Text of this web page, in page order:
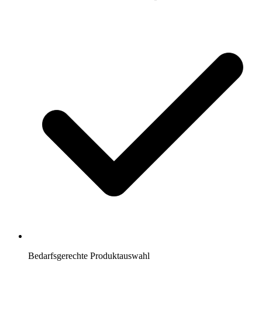
Bedarfsgerechte Produktauswahl